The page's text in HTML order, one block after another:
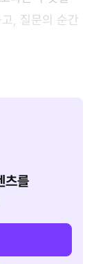
, 질문의 순간
츠를